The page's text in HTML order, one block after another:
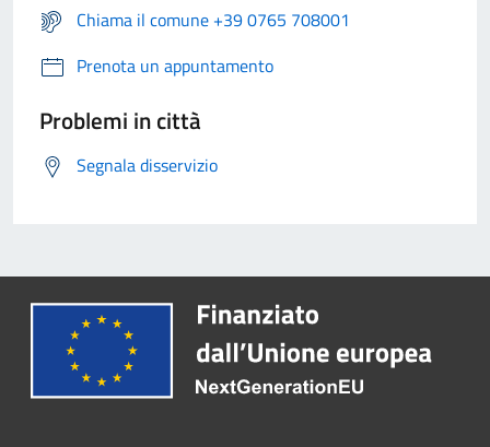
Chiama il comune +39 0765 708001
Prenota un appuntamento
Problemi in città
Segnala disservizio